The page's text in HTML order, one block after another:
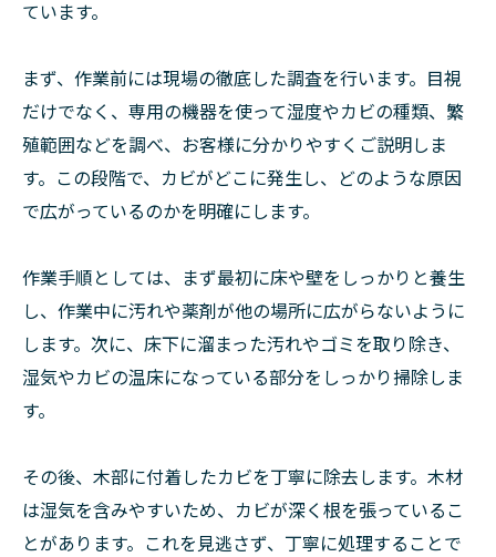
ています。
まず、作業前には現場の徹底した調査を行います。目視
だけでなく、専用の機器を使って湿度やカビの種類、繁
殖範囲などを調べ、お客様に分かりやすくご説明しま
す。この段階で、カビがどこに発生し、どのような原因
で広がっているのかを明確にします。
作業手順としては、まず最初に床や壁をしっかりと養生
し、作業中に汚れや薬剤が他の場所に広がらないように
します。次に、床下に溜まった汚れやゴミを取り除き、
湿気やカビの温床になっている部分をしっかり掃除しま
す。
その後、木部に付着したカビを丁寧に除去します。木材
は湿気を含みやすいため、カビが深く根を張っているこ
とがあります。これを見逃さず、丁寧に処理することで